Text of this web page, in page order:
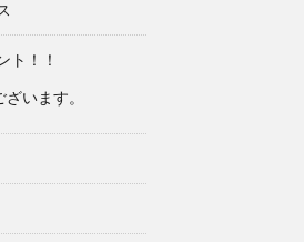
ト！！
います。